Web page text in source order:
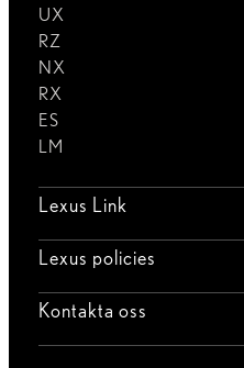
UX
RZ
NX
RX
ES
LM
Lexus Link
Lexus policies
Kontakta oss